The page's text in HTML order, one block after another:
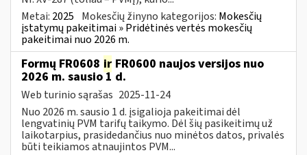
Metai: 2025 Mokesčių žinyno kategorijos: Mokesčių
įstatymų pakeitimai » Pridėtinės vertės mokesčių
pakeitimai nuo 2026 m.
Formų FR0608 ir FR0600 naujos versijos nuo
2026 m. sausio 1 d.
Web turinio sąrašas 2025-11-24
Nuo 2026 m. sausio 1 d. įsigalioja pakeitimai dėl
lengvatinių PVM tarifų taikymo. Dėl šių pasikeitimų už
laikotarpius, prasidedančius nuo minėtos datos, privalės
būti teikiamos atnaujintos PVM...